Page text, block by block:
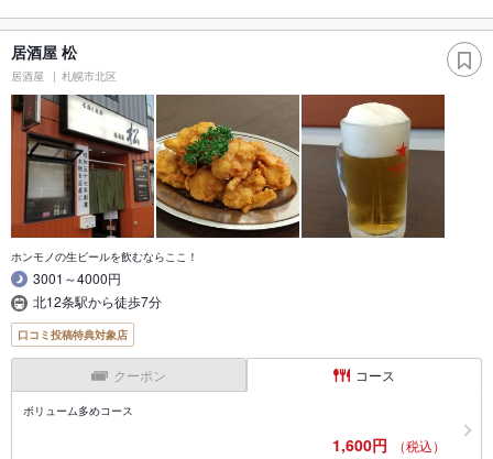
居酒屋 松
居酒屋 札幌市北区
ホンモノの生ビールを飲むならここ！
3001～4000円
北12条駅から徒歩7分
口コミ投稿特典対象店
クーポン コース
ボリューム多めコース
1,600円 （税込）